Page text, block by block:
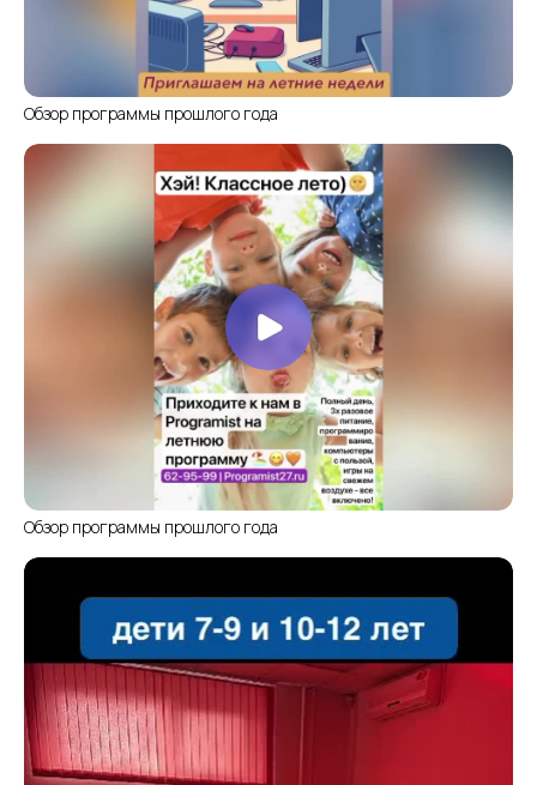
Обзор программы прошлого года
Обзор программы прошлого года